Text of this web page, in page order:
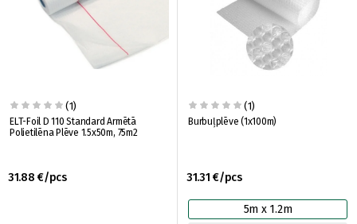
(1)
ELT-Foil D 110 Standard Armētā
Polietilēna Plēve 1.5x50m, 75m2
31.88 €/pcs
(1)
Burbuļplēve (1x100m)
31.31 €/pcs
5m x 1.2m